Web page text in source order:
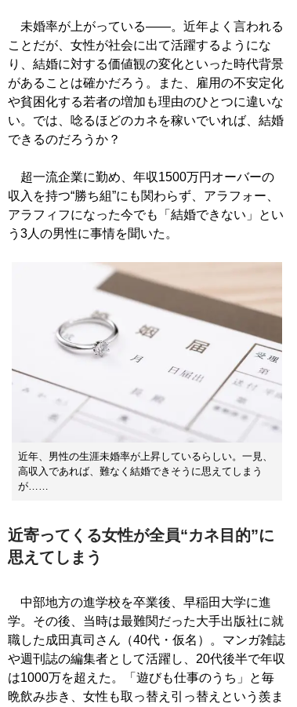
未婚率が上がっている――。近年よく言われる
ことだが、女性が社会に出て活躍するようにな
り、結婚に対する価値観の変化といった時代背景
があることは確かだろう。また、雇用の不安定化
や貧困化する若者の増加も理由のひとつに違いな
い。では、唸るほどのカネを稼いでいれば、結婚
できるのだろうか？
超一流企業に勤め、年収1500万円オーバーの
収入を持つ“勝ち組”にも関わらず、アラフォー、
アラフィフになった今でも「結婚できない」とい
う3人の男性に事情を聞いた。
近年、男性の生涯未婚率が上昇しているらしい。一見、
高収入であれば、難なく結婚できそうに思えてしまう
が……
近寄ってくる女性が全員“カネ目的”に
思えてしまう
中部地方の進学校を卒業後、早稲田大学に進
学。その後、当時は最難関だった大手出版社に就
職した成田真司さん（40代・仮名）。マンガ雑誌
や週刊誌の編集者として活躍し、20代後半で年収
は1000万を超えた。「遊びも仕事のうち」と毎
晩飲み歩き、女性も取っ替え引っ替えという羨ま